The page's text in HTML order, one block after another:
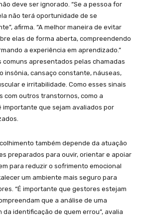
deve ser ignorado. “Se a pessoa for
não terá oportunidade de se
afirma. “A melhor maneira de evitar
elas de forma aberta, compreendendo
a experiência em aprendizado.”
comuns apresentados pelas chamadas
insônia, cansaço constante, náuseas,
e irritabilidade. Como esses sinais
com outros transtornos, como a
importante que sejam avaliados por
também depende da atuação
preparados para ouvir, orientar e apoiar
para reduzir o sofrimento emocional
um ambiente mais seguro para
“É importante que gestores estejam
que a análise de uma
da identificação de quem errou”, avalia